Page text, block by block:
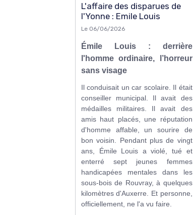
L'affaire des disparues de
l'Yonne : Emile Louis
Le 06/06/2026
Émile Louis : derrière
l'homme ordinaire, l’horreur
sans visage
Il conduisait un car scolaire. Il était
conseiller municipal. Il avait des
médailles militaires. Il avait des
amis haut placés, une réputation
d'homme affable, un sourire de
bon voisin. Pendant plus de vingt
ans, Émile Louis a violé, tué et
enterré sept jeunes femmes
handicapées mentales dans les
sous-bois de Rouvray, à quelques
kilomètres d'Auxerre. Et personne,
officiellement, ne l'a vu faire.